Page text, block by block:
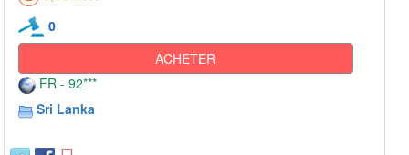
0
ACHETER
FR - 92***
Sri Lanka